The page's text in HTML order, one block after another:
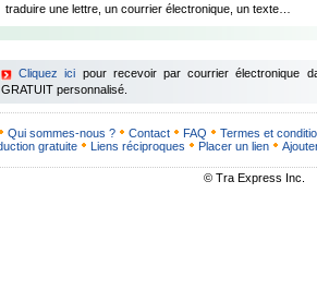
traduire une lettre, un courrier électronique, un texte…
Cliquez ici pour recevoir par courrier électronique
GRATUIT personnalisé.
Qui sommes-nous ? Contact FAQ
Termes et
gratuite
Liens réciproques Placer un lien
© Tra Express Inc.